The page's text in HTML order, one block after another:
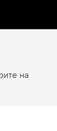
на